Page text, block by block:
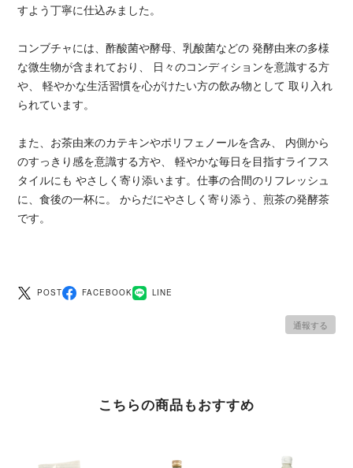
すよう丁寧に仕込みました。
コンブチャには、酢酸菌や酵母、乳酸菌などの 発酵由来の多様
な微生物が含まれており、 日々のコンディションを意識する方
や、 軽やかな生活習慣を心がけたい方の飲み物として 取り入れ
られています。
また、お茶由来のカテキンやポリフェノールを含み、 内側から
のすっきり感を意識する方や、 軽やかな毎日を目指すライフス
タイルにも やさしく寄り添います。仕事の合間のリフレッシュ
に、食後の一杯に。 からだにやさしく寄り添う、煎茶の発酵茶
です。
POST FACEBOOK LINE
通報する
こちらの商品もおすすめ